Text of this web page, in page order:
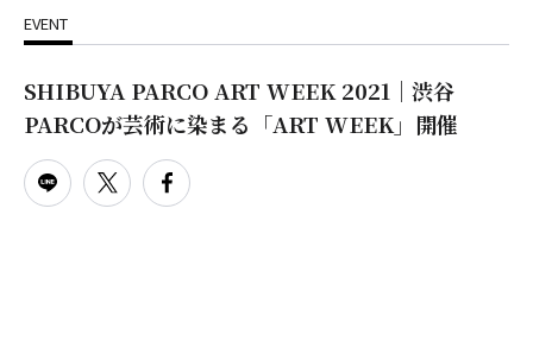
ニュース
特集
TAX FREE
DELIVERY SERVICES
日本語
EVENT
SHIBUYA PARCO ART WEEK 2021｜渋谷
PARCOが芸術に染まる「ART WEEK」開催